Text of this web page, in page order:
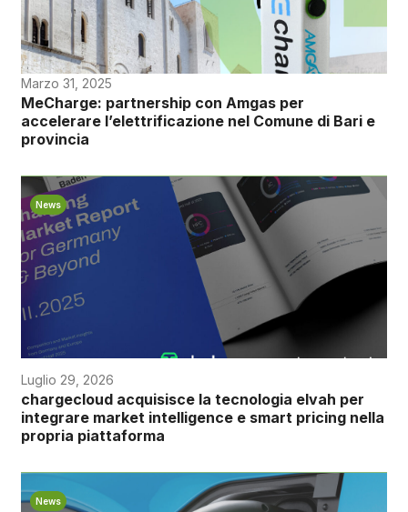
Marzo 31, 2025
MeCharge: partnership con Amgas per
accelerare l’elettrificazione nel Comune di Bari e
provincia
News
Luglio 29, 2026
chargecloud acquisisce la tecnologia elvah per
integrare market intelligence e smart pricing nella
propria piattaforma
News